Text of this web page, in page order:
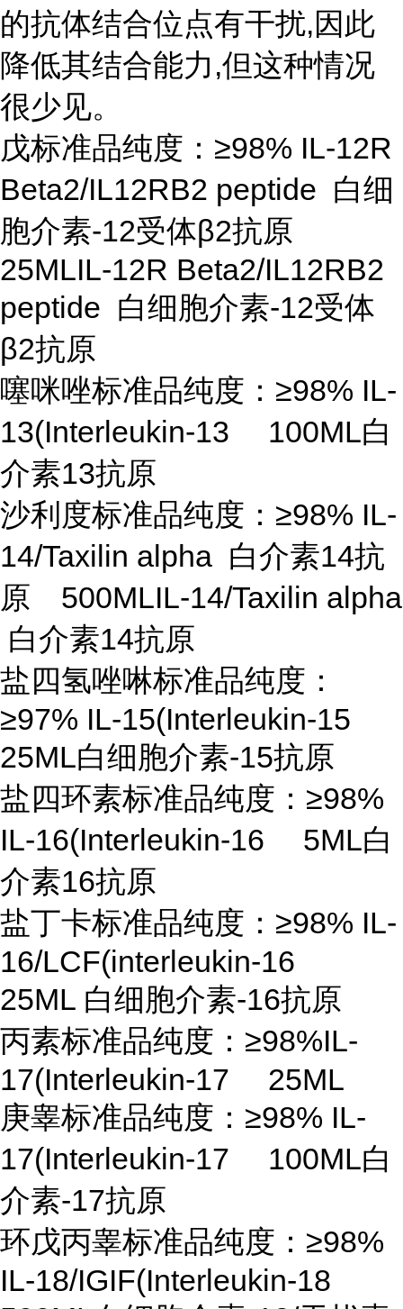
的抗体结合位点有干扰,因此
降低其结合能力,但这种情况
很少见。
戊标准品纯度： ≥98% IL-12R
Beta2/IL12RB2 peptide 白细
胞介素-12受体β2抗原
25MLIL-12R Beta2/IL12RB2
peptide 白细胞介素-12受体
β2抗原
噻咪唑标准品纯度： ≥98% IL-
13(Interleukin-13 100ML白
介素13抗原
沙利度标准品纯度： ≥98% IL-
14/Taxilin alpha 白介素14抗
原 500MLIL-14/Taxilin alpha
白介素14抗原
盐四氢唑啉标准品纯度：
≥97% IL-15(Interleukin-15
25ML白细胞介素-15抗原
盐四环素标准品纯度： ≥98%
IL-16(Interleukin-16 5ML白
介素16抗原
盐丁卡标准品纯度： ≥98% IL-
16/LCF(interleukin-16
25ML 白细胞介素-16抗原
丙素标准品纯度： ≥98%IL-
17(Interleukin-17 25ML
庚睾标准品纯度： ≥98% IL-
17(Interleukin-17 100ML白
介素-17抗原
环戊丙睾标准品纯度： ≥98%
IL-18/IGIF(Interleukin-18